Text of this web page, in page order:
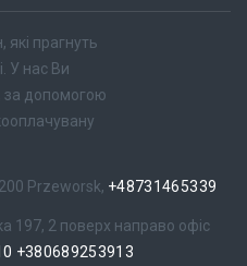
які прагнуть
У нас Ви
за допомогою
Przeworsk, +48731465339
197, 2 поверх направо офіс
+380689253913